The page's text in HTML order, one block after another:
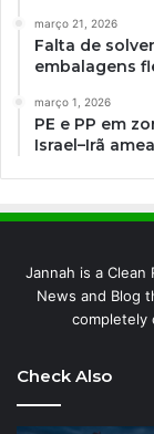
março 21, 2026
Falta de
embalagens
março 1, 2026
PE e PP em
Israel–Irã
Jannah is a Clean
News and Blog
completely
Check Also